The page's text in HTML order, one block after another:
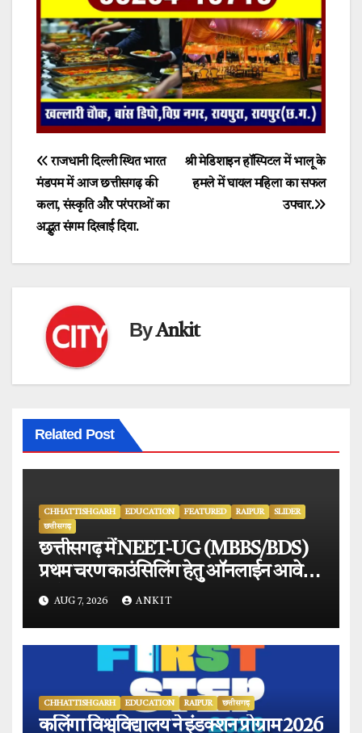
Post
navigation
श्री मेडिशाइन हॉस्पिटल में भालू के
हमले में घायल महिला का सफल
उपचार.
राजधानी दिल्ली स्थित भारत
मंडपम में आज छत्तीसगढ़ की
कला, संस्कृति और परंपराओं का
अद्भुत संगम दिखाई दिया.
ByAnkit
Related Post
CHHATTISHGARH EDUCATION FEATURED RAIPUR
SLIDER
छत्तीसगढ़
छत्तीसगढ़ में NEET-UG (MBBS/BDS)
प्रथम चरण काउंसिलिंग हेतु ऑनलाईन आवेदन
प्रारंभ.
AUG 7, 2026 ANKIT
CHHATTISHGARH EDUCATION RAIPUR छत्तीसगढ़
कलिंगा विश्वविद्यालय ने इंडक्शन प्रोग्राम 2026